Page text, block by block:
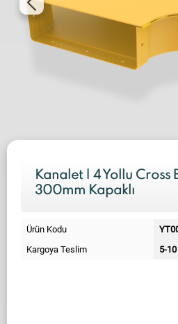
Kanalet | 4 Yollu Cross
300mm Kapaklı
Ürün Kodu
Kargoya Teslim
5-